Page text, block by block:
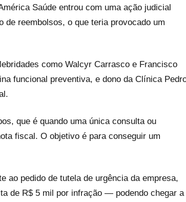
Saúde entrou com uma ação judicial
de reembolsos, o que teria provocado um
como Walcyr Carrasco e Francisco
funcional preventiva, e dono da Clínica
que é quando uma única consulta ou
fiscal. O objetivo é para conseguir um
ao pedido de tutela de urgência da empresa,
de R$ 5 mil por infração — podendo chegar a